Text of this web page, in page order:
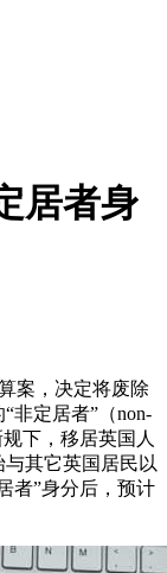
居者身
案，决定将废除
非定居者”（non-
下，移居英国人
其它英国居民以
者”身分后，预计